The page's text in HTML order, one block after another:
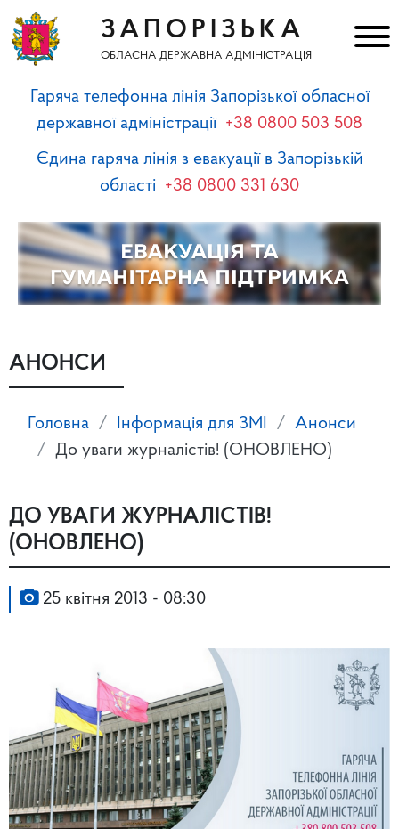
ЗАПОРІЗЬКА
ОБЛАСНА ДЕРЖАВНА АДМІНІСТРАЦІЯ
Гаряча телефонна лінія Запорізької обласної
державної адміністрації +38 0800 503 508
Єдина гаряча лінія з евакуації в Запорізькій
області +38 0800 331 630
АНОНСИ
Головна Інформація для ЗМІ
Анонси
До уваги журналістів! (ОНОВЛЕНО)
ДО УВАГИ ЖУРНАЛІСТІВ!
(ОНОВЛЕНО)
25 квітня 2013 - 08:30